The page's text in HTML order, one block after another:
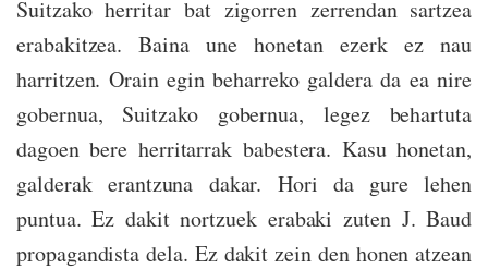
Suitzako herritar bat zigorren zerrendan sartzea
erabakitzea. Baina une honetan ezerk ez nau
harritzen. Orain egin beharreko galdera da ea nire
gobernua, Suitzako gobernua, legez behartuta
dagoen bere herritarrak babestera. Kasu honetan,
galderak erantzuna dakar. Hori da gure lehen
puntua. Ez dakit nortzuek erabaki zuten J. Baud
propagandista dela. Ez dakit zein den honen atzean